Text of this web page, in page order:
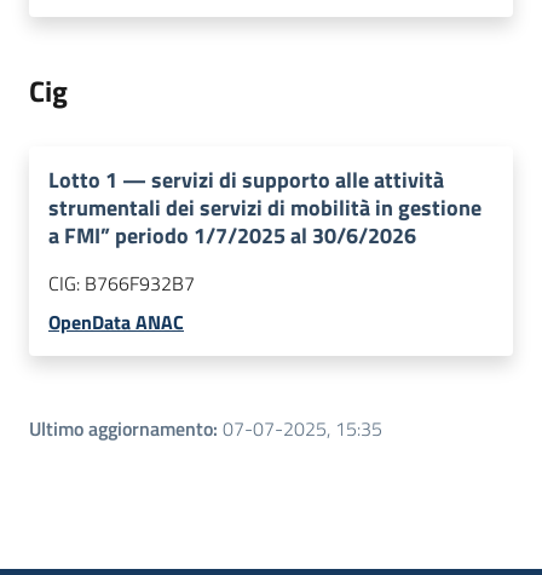
Cig
Lotto 1 —servizi di supporto alle attività
strumentali dei servizi di mobilità in gestione
a FMI” periodo 1/7/2025 al 30/6/2026
CIG: B766F932B7
OpenData ANAC
Ultimo aggiornamento: 07-07-2025, 15:35